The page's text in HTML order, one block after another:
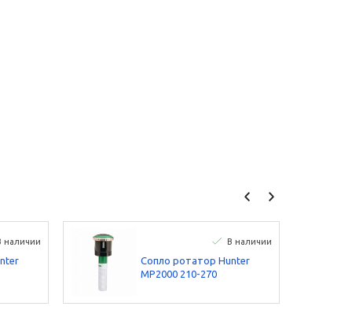
наличии В наличии
Сопло ротатор Hunter
МР2000 210-270